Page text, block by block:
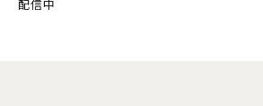
配信中